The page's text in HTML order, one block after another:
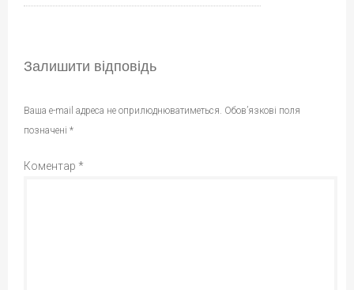
Залишити відповідь
Ваша e-mail адреса не оприлюднюватиметься. Обов’язкові поля
позначені *
Коментар *